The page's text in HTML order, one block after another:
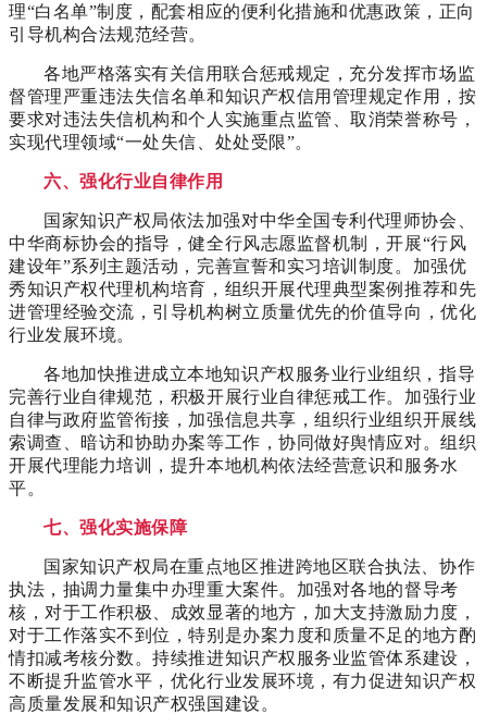
理“白名单”制度，配套相应的便利化措施和优惠政策，正向
引导机构合法规范经营。
各地严格落实有关信用联合惩戒规定，充分发挥市场监
督管理严重违法失信名单和知识产权信用管理规定作用，按
要求对违法失信机构和个人实施重点监管、取消荣誉称号，
实现代理领域“一处失信、处处受限”。
六、强化行业自律作用
国家知识产权局依法加强对中华全国专利代理师协会、
中华商标协会的指导，健全行风志愿监督机制，开展“行风
建设年”系列主题活动，完善宣誓和实习培训制度。加强优
秀知识产权代理机构培育，组织开展代理典型案例推荐和先
进管理经验交流，引导机构树立质量优先的价值导向，优化
行业发展环境。
各地加快推进成立本地知识产权服务业行业组织，指导
完善行业自律规范，积极开展行业自律惩戒工作。加强行业
自律与政府监管衔接，加强信息共享，组织行业组织开展线
索调查、暗访和协助办案等工作，协同做好舆情应对。组织
开展代理能力培训，提升本地机构依法经营意识和服务水
平。
七、强化实施保障
国家知识产权局在重点地区推进跨地区联合执法、协作
执法，抽调力量集中办理重大案件。加强对各地的督导考
核，对于工作积极、成效显著的地方，加大支持激励力度，
对于工作落实不到位，特别是办案力度和质量不足的地方酌
情扣减考核分数。持续推进知识产权服务业监管体系建设，
不断提升监管水平，优化行业发展环境，有力促进知识产权
高质量发展和知识产权强国建设。